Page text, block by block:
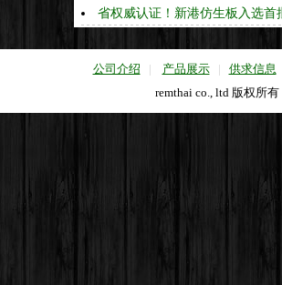
省权威认证！新港仿生板入选首
公司介绍 | 产品展示 |
供求信息
remthai co., ltd 版权所有